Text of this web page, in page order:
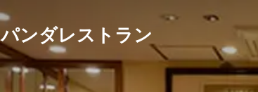
パンダレストラン